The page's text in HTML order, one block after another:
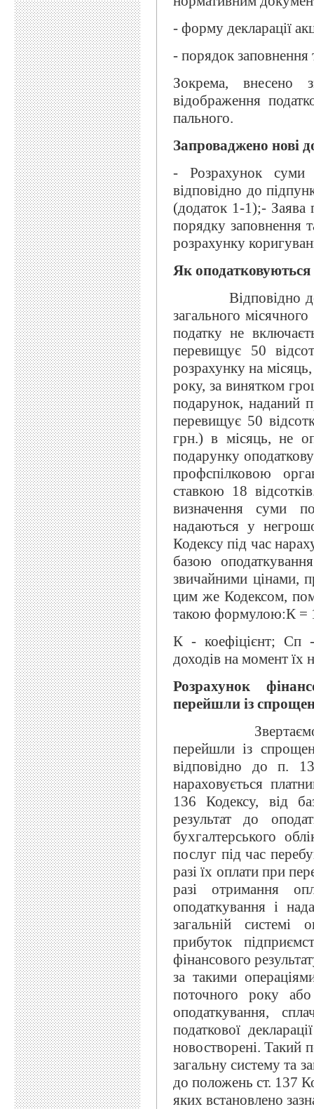
- форму декларації
- порядок заповнення
Зокрема, внесено
відображення
пального.
Запроваджено нові
- Розрахунок суми
відповідно до
(додаток 1-1);- Заява
порядку заповнення
розрахунку
Як
Відповідно до
загального
податку не
перевищує 50
розрахунку на
року, за винятком
подарунок, наданий
перевищує 50
грн.) в місяць, не
подарунку
профспілковою
ставкою 18
визначення суми
надаються у
Кодексу під час
базою
звичайними цінами,
цим же Кодексом,
такою формулою:К =
К - коефіцієнт; Сп -
доходів на момент їх
Розрахунок
перейшли із
Звертаємо
перейшли із
відповідно до п.
нараховується
136 Кодексу, від
результат до
бухгалтерського
послуг під час
разі їх оплати при
разі отримання
оподаткування і
загальній
прибуток
фінансового
за такими
поточного року
оподаткування,
податкової
новостворені. Такий
загальну систему та
до положень ст. 137
яких встановлено